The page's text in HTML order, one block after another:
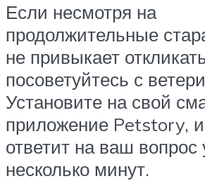
Если несмотря на
продолжительные
не привыкает
посоветуйтесь с
Установите на свой
приложение Petstory,
ответит на ваш вопрос
несколько минут.